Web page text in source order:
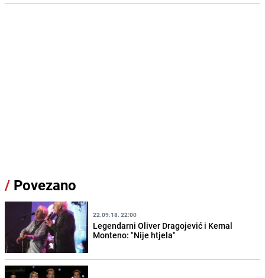
/ Povezano
22.09.18. 22:00
Legendarni Oliver Dragojević i Kemal
Monteno: "Nije htjela"